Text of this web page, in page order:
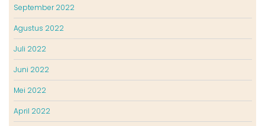
September 2022
Agustus 2022
Juli 2022
Juni 2022
Mei 2022
April 2022